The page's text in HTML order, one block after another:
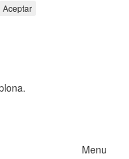
Aceptar
Menu